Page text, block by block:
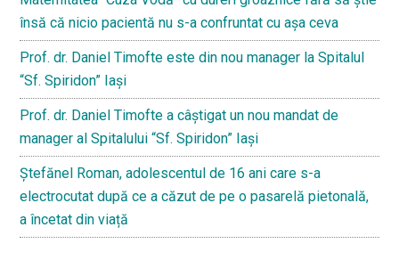
însă că nicio pacientă nu s-a confruntat cu așa ceva
Prof. dr. Daniel Timofte este din nou manager la Spitalul
“Sf. Spiridon” Iaşi
Prof. dr. Daniel Timofte a câștigat un nou mandat de
manager al Spitalului “Sf. Spiridon” Iași
Ştefănel Roman, adolescentul de 16 ani care s-a
electrocutat după ce a căzut de pe o pasarelă pietonală,
a încetat din viață